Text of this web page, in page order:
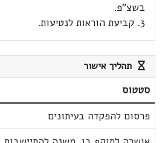
בשצ"פ.
3. קביעת הוראות לנטיעות.
תהליך אישור
סטטוס
פרסום להפקדה בעיתונים